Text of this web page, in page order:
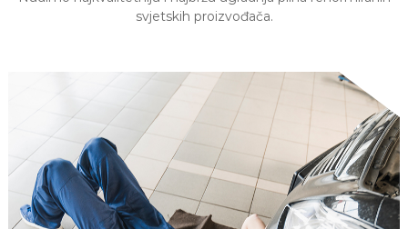
svjetskih proizvođača.